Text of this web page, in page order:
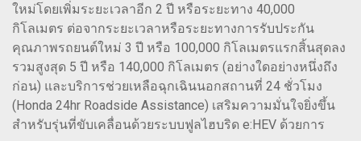
ใหม่โดยเพิ่มระยะเวลาอีก 2 ปี หรือระยะทาง 40,000
กิโลเมตร ต่อจากระยะเวลาหรือระยะทางการรับประกัน
คุณภาพรถยนต์ใหม่ 3 ปี หรือ 100,000 กิโลเมตรแรกสิ้นสุดลง
รวมสูงสุด 5 ปี หรือ 140,000 กิโลเมตร (อย่างใดอย่างหนึ่งถึง
ก่อน) และบริการช่วยเหลือฉุกเฉินนอกสถานที่ 24 ชั่วโมง
(Honda 24hr Roadside Assistance) เสริมความมั่นใจยิ่งขึ้น
สำหรับรุ่นที่ขับเคลื่อนด้วยระบบฟูลไฮบริด e:HEV ด้วยการ